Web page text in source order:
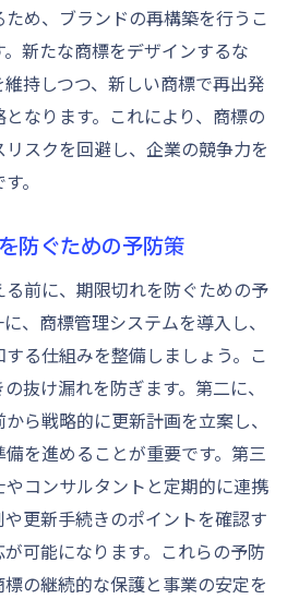
め、ブランドの再構築を行うこ
新たな商標をデザインするな
持しつつ、新しい商標で再出発
なります。これにより、商標の
スクを回避し、企業の競争力を
。
防ぐための予防策
前に、期限切れを防ぐための予
、商標管理システムを導入し、
る仕組みを整備しましょう。こ
抜け漏れを防ぎます。第二に、
ら戦略的に更新計画を立案し、
を進めることが重要です。第三
コンサルタントと定期的に連携
更新手続きのポイントを確認す
可能になります。これらの予防
の継続的な保護と事業の安定を